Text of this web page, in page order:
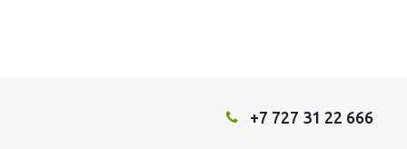
+7 727 31 22 666